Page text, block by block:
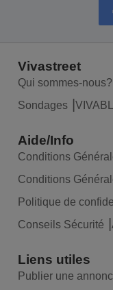
Vivastreet
Qui sommes-nous?
Sondages
Aide/Info
Conditions
Conditions
Politique de
Conseils Sécurité
Liens utiles
Publier une